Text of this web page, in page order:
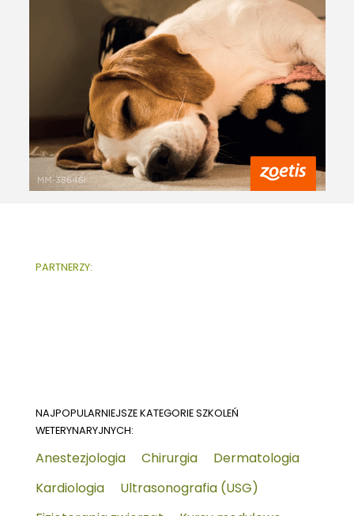
PARTNERZY:
NAJPOPULARNIEJSZE KATEGORIE SZKOLEŃ
WETERYNARYJNYCH:
Anestezjologia Chirurgia
Dermatologia
Kardiologia
Ultrasonografia (USG)